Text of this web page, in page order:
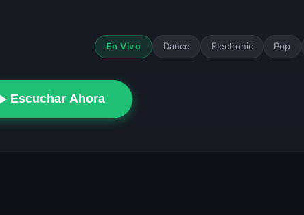
En Vivo Dance Electronic Pop
Escuchar Ahora